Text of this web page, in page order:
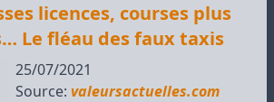
licences, courses plus
Le fléau des faux taxis
25/07/2021
Source: valeursactuelles.com